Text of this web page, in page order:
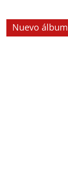
Nuevo